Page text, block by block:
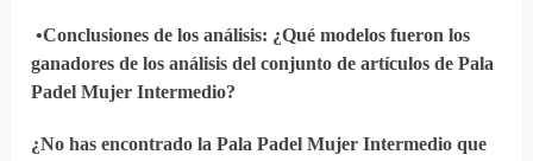
•Conclusiones de los análisis: ¿Qué modelos fueron los
ganadores de los análisis del conjunto de artículos de Pala
Padel Mujer Intermedio?
¿No has encontrado la Pala Padel Mujer Intermedio que